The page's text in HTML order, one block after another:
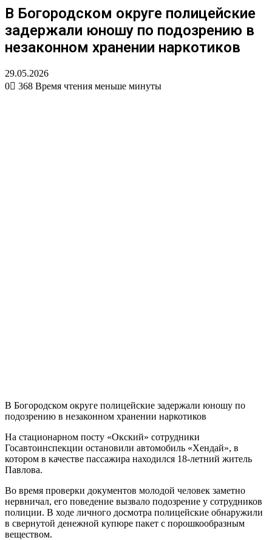
В Богородском округе полицейские
задержали юношу по подозрению в
незаконном хранении наркотиков
29.05.2026
0
368 Время чтения меньше минуты
В Богородском округе полицейские задержали юношу по
подозрению в незаконном хранении наркотиков
На стационарном посту «Окский» сотрудники
Госавтоинспекции остановили автомобиль «Хендай», в
котором в качестве пассажира находился 18-летний житель
Павлова.
Во время проверки документов молодой человек заметно
нервничал, его поведение вызвало подозрение у сотрудников
полиции. В ходе личного досмотра полицейские обнаружили
в свернутой денежной купюре пакет с порошкообразным
веществом.